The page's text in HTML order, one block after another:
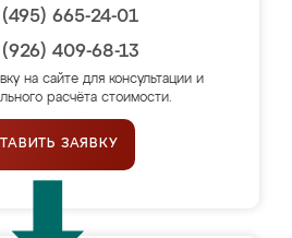
665-24-01
409-68-13
на сайте для консультации и
расчёта стоимости.
ЗАЯВКУ